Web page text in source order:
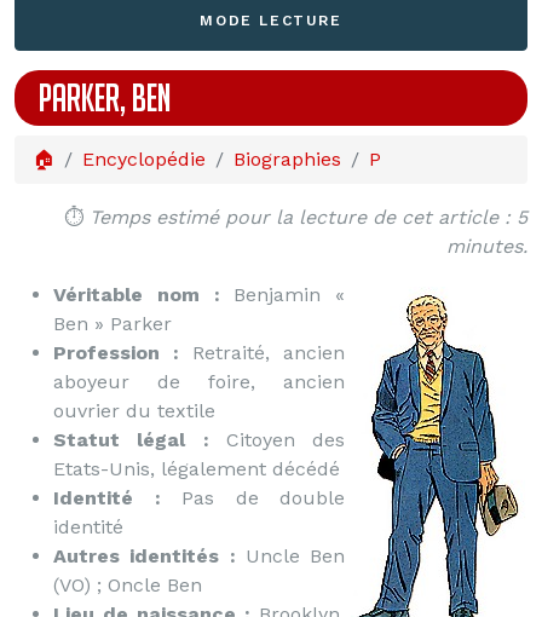
MODE LECTURE
PARKER, BEN
🏠 Encyclopédie Biographies P
⏱️ Temps estimé pour la lecture de cet article : 5
minutes.
Véritable nom : Benjamin «
Ben » Parker
Profession : Retraité, ancien
aboyeur de foire, ancien
ouvrier du textile
Statut légal : Citoyen des
Etats-Unis, légalement décédé
Identité : Pas de double
identité
Autres identités : Uncle Ben
(VO) ; Oncle Ben